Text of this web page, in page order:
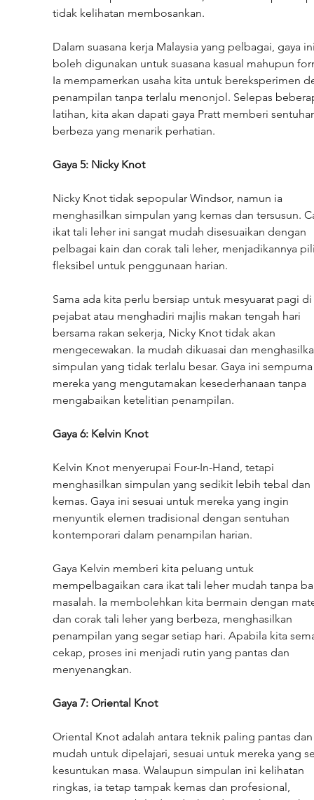
tidak kelihatan membosankan.
Dalam suasana kerja Malaysia yang pelbagai, gaya
boleh digunakan untuk suasana kasual mahupun
Ia mempamerkan usaha kita untuk bereksperimen
penampilan tanpa terlalu menonjol. Selepas
latihan, kita akan dapati gaya Pratt memberi
berbeza yang menarik perhatian.
Gaya 5: Nicky Knot
Nicky Knot tidak sepopular Windsor, namun ia
menghasilkan simpulan yang kemas dan tersusun.
ikat tali leher ini sangat mudah disesuaikan dengan
pelbagai kain dan corak tali leher, menjadikannya
fleksibel untuk penggunaan harian.
Sama ada kita perlu bersiap untuk mesyuarat pagi di
pejabat atau menghadiri majlis makan tengah hari
bersama rakan sekerja, Nicky Knot tidak akan
mengecewakan. Ia mudah dikuasai dan
simpulan yang tidak terlalu besar. Gaya ini
mereka yang mengutamakan kesederhanaan tanpa
mengabaikan ketelitian penampilan.
Gaya 6: Kelvin Knot
Kelvin Knot menyerupai Four-In-Hand, tetapi
menghasilkan simpulan yang sedikit lebih tebal dan
kemas. Gaya ini sesuai untuk mereka yang ingin
menyuntik elemen tradisional dengan sentuhan
kontemporari dalam penampilan harian.
Gaya Kelvin memberi kita peluang untuk
mempelbagaikan cara ikat tali leher mudah tanpa
masalah. Ia membolehkan kita bermain dengan
dan corak tali leher yang berbeza, menghasilkan
penampilan yang segar setiap hari. Apabila kita
cekap, proses ini menjadi rutin yang pantas dan
menyenangkan.
Gaya 7: Oriental Knot
Oriental Knot adalah antara teknik paling pantas
mudah untuk dipelajari, sesuai untuk mereka yang
kesuntukan masa. Walaupun simpulan ini kelihatan
ringkas, ia tetap tampak kemas dan profesional,